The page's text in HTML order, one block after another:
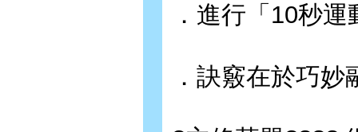
．進行「10秒
．訣竅在於巧